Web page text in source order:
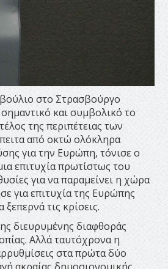
στο Στρασβούργο
και συμβολικό το
της περιπέτειας των
από οκτώ ολόκληρα
για την Ευρώπη, τόνισε ο
επιτυχία πρωτίστως του
για να παραμείνει η χώρα
για επιτυχία της Ευρώπης
τις κρίσεις.
διευρυμένης διαφθοράς
Αλλά ταυτόχρονα η
στα πρώτα δύο